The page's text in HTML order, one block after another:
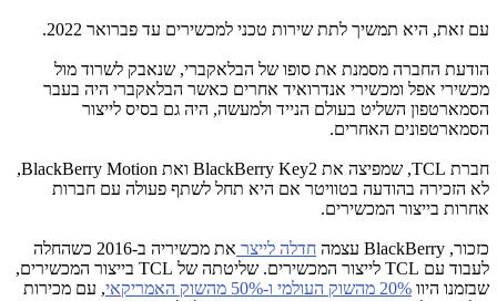
עם זאת, היא תמשיך לתת שירות טכני למכשירים עד פברואר 2022.
הודעת החברה מסמנת את סופו של הבלאקברי, שנאבק לשרוד מול
מכשירי אפל ומכשירי אנדרואיד אחרים כאשר הבלאקברי היה בעבר
הסמארטפון השליט בעולם הנייד ולמעשה, היה גם בסיס לייצור
הסמארטפונים האחרים.
חברת TCL, שמפיצה את BlackBerry Key2 ואת BlackBerry Motion
,
לא הזכירה בהודעה בטוויטר אם היא תחל לשתף פעולה עם חברות
אחרות בייצור המכשירים.
כזכור, BlackBerry עצמה חדלה לייצר
את מכשיריה ב-2016 כשהחלה
לעבוד עם TCL לייצור המכשירים. שליטתה של TCL בייצור המכשירים,
שבזמנו היוו 20% מהשוק העולמי ו-50% מהשוק האמריקאי
, עם מכירות